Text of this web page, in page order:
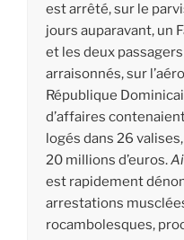
est arrêté, sur le
jours auparavant, un
et les deux
arraisonnés, sur
République
d’affaires
logés dans 26
20 millions d’euros.
est rapidement
arrestations
rocambolesques,